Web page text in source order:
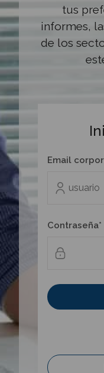
tus
informes,
de los
Email
Contraseña*